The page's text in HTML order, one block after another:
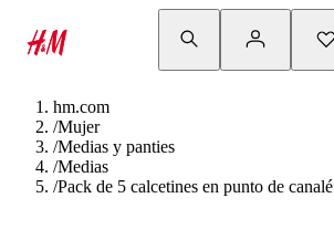
hm.com
/Mujer
/Medias y panties
/Medias
/Pack de 5 calcetines en punto de canalé